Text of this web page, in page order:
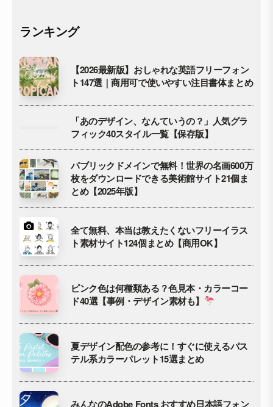
ランキング
【2026最新版】おしゃれな英語フリーフォン
ト147選｜商用可で使いやすい注目書体まとめ
「あのデザイン、なんていうの？」人気グラ
フィック40スタイル一覧【保存版】
パブリックドメインで無料！世界の名画600万
枚をダウンロードできる美術館サイト21個ま
とめ【2025年版】
全て無料、本当は教えたくないフリーイラス
ト素材サイト124個まとめ【商用OK】
ピンク色は何種類ある？色見本・カラーコー
ド40選【事例・デザイン素材も】
夏デザイン配色の参考に！すぐに使えるパス
テル系カラーパレット15選まとめ
みんなのAdobe Fonts おすすめ日本語フォン